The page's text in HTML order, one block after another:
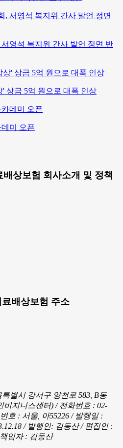
영석 복지위 간사 발언 정면 반
상금 5억 원으로 대폭 인상
미 오픈
상보험 회사소개 및 정책
별시 강서구 양천로 583, B동
비지니스센터) / 전화번호 : 02-
호 : 서울, 아55226 / 발행일 :
/ 발행인: 김동산 / 편집인 :
임자 : 김동산